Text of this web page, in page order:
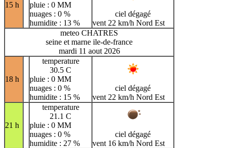
15 h
pluie : 0 MM
nuages : 0 %
humidite : 13 %
ciel dégagé
vent 22 km/h Nord Est
meteo CHATRES
seine et marne ile-de-france
mardi 11 aout 2026
18 h
temperature
30.5 C
pluie : 0 MM
nuages : 0 %
humidite : 15 %
ciel dégagé
vent 22 km/h Nord Est
21 h
temperature
21.1 C
pluie : 0 MM
nuages : 0 %
humidite : 27 %
ciel dégagé
vent 16 km/h Nord Est